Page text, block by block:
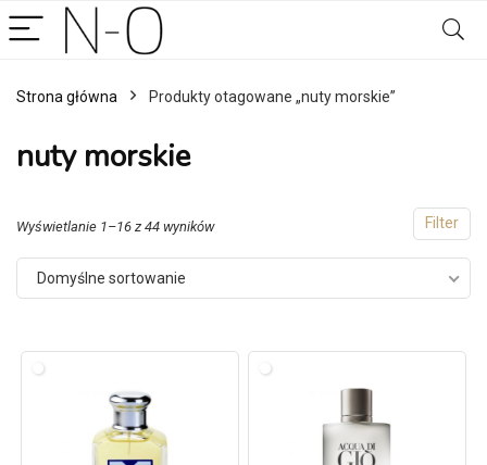
Strona główna Produkty otagowane „nuty morskie”
nuty morskie
Filter
Wyświetlanie 1–16 z 44 wyników
Domyślne sortowanie